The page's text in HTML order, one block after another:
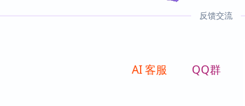
反馈交流
AI 客服 QQ群